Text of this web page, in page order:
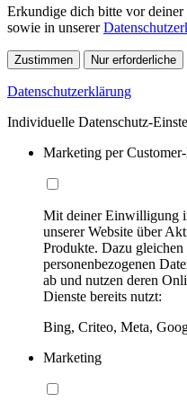
Erkundige dich bitte vor
sowie in unserer
Zustimmen Nur erforderliche
Datenschutzerklärung
Individuelle Datenschutz-
Marketing per
Mit deiner Einwilligung
unserer Website über
Produkte. Dazu
personenbezogenen
ab und nutzen deren
Dienste bereits nutzt:
Bing, Criteo, Meta,
Marketing